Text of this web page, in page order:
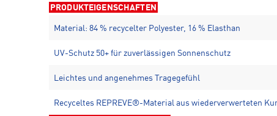
PRODUKTEIGENSCHAFTEN
Material: 84 % recycelter Polyester, 16 % Elasthan
UV-Schutz 50+ für zuverlässigen Sonnenschutz
Leichtes und angenehmes Tragegefühl
Recyceltes REPREVE®-Material aus wiederverwerteten